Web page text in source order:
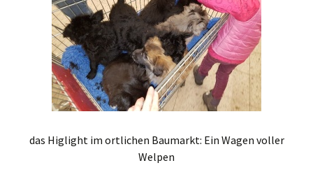
das Higlight im ortlichen Baumarkt: Ein Wagen voller
Welpen